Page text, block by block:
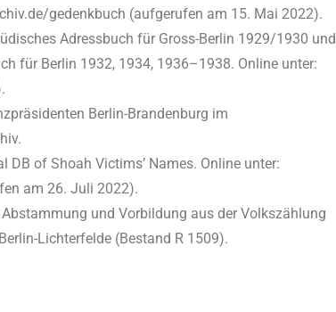
gedenkbuch (aufgerufen am 15. Mai 2022).
Adressbuch für Gross-Berlin 1929/1930 und
für Berlin 1932, 1934, 1936–1938. Online unter:
Berlin-Brandenburg im
DB of Shoah Victims’ Names. Online unter:
am 26. Juli 2022).
und Vorbildung aus der Volkszählung
Lichterfelde (Bestand R 1509).